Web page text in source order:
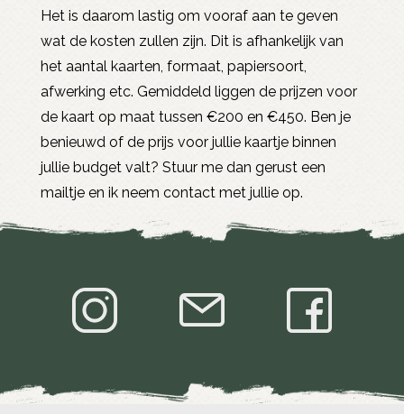
Het is daarom lastig om vooraf aan te geven
wat de kosten zullen zijn. Dit is afhankelijk van
het aantal kaarten, formaat, papiersoort,
afwerking etc. Gemiddeld liggen de prijzen voor
de kaart op maat tussen €200 en €450. Ben je
benieuwd of de prijs voor jullie kaartje binnen
jullie budget valt? Stuur me dan gerust een
mailtje en ik neem contact met jullie op.